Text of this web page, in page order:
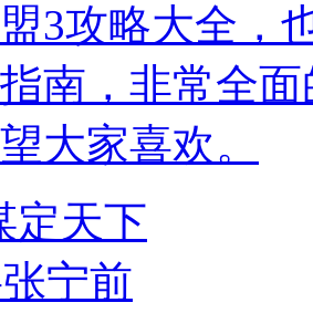
3攻略大全，
南，非常全
大家喜欢。